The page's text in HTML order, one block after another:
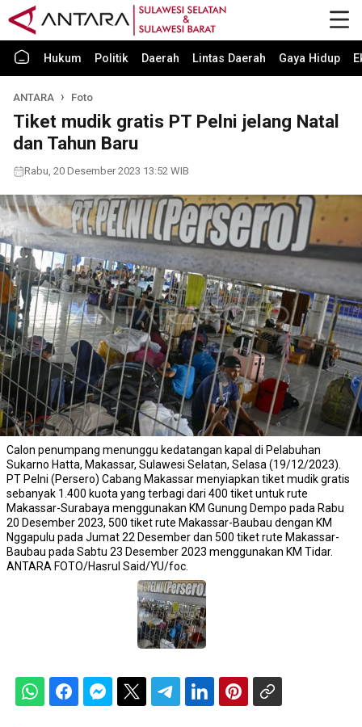
Hukum Politik Daerah Lintas Daerah Gaya Hidup
ANTARA Foto
Tiket mudik gratis PT Pelni jelang Natal
dan Tahun Baru
Rabu, 20 Desember 2023 13:52 WIB
Calon penumpang menunggu kedatangan kapal di Pelabuhan
Sukarno Hatta, Makassar, Sulawesi Selatan, Selasa (19/12/2023).
PT Pelni (Persero) Cabang Makassar menyiapkan tiket mudik gratis
sebanyak 1.400 kuota yang terbagi dari 400 tiket untuk rute
Makassar-Surabaya menggunakan KM Gunung Dempo pada Rabu
20 Desember 2023, 500 tiket rute Makassar-Baubau dengan KM
Nggapulu pada Jumat 22 Desember dan 500 tiket rute Makassar-
Baubau pada Sabtu 23 Desember 2023 menggunakan KM Tidar.
ANTARA FOTO/Hasrul Said/YU/foc.